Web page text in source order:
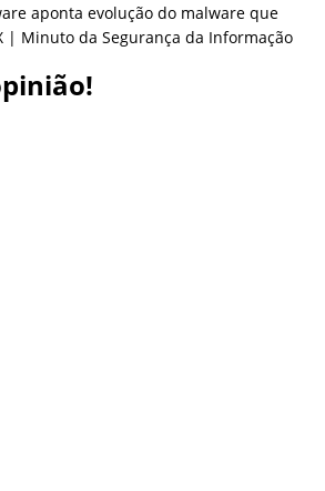
aponta evolução do malware que
| Minuto da Segurança da Informação